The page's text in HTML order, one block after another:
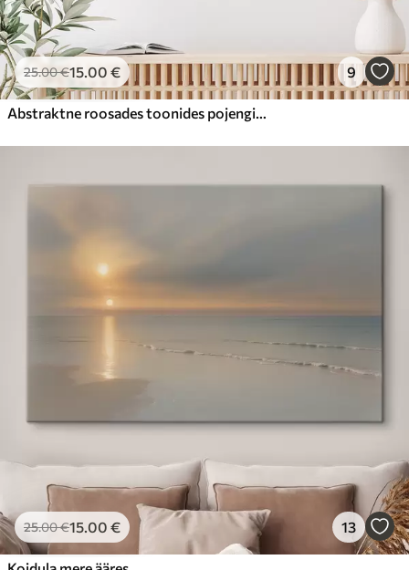
25.00€15.00 € 9
Abstraktne roosades toonides pojengide kimp
25.00€15.00 € 13